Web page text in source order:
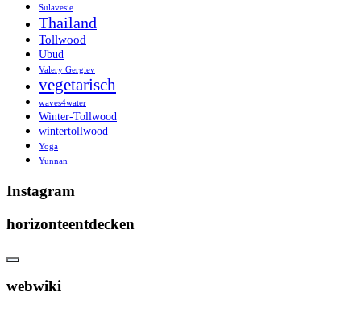
Sulavesie
Thailand
Tollwood
Ubud
Valery Gergiev
vegetarisch
waves4water
Winter-Tollwood
wintertollwood
Yoga
Yunnan
Instagram
horizonteentdecken
webwiki